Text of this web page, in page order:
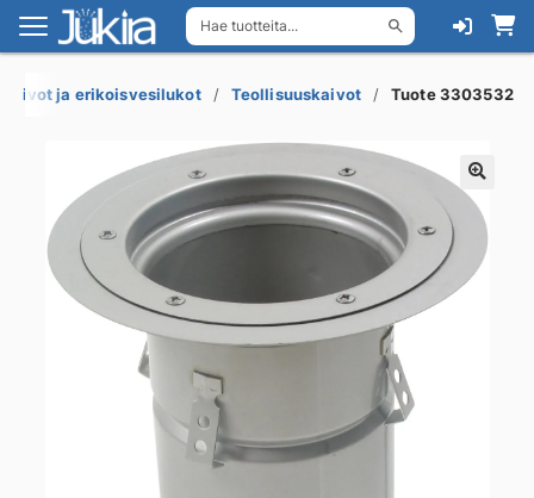
Hae tuotteita...
Siirry
navigointiin
Siirry
sisältöön
ja erikoisvesilukot Teollisuuskaivot Tuote 3303532